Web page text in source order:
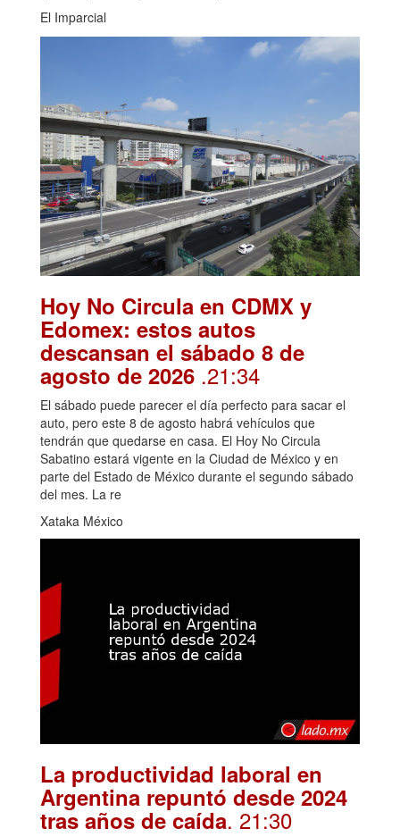
El Imparcial
Hoy No Circula en CDMX y
Edomex: estos autos
descansan el sábado 8 de
agosto de 2026 .21:34
El sábado puede parecer el día perfecto para sacar el
auto, pero este 8 de agosto habrá vehículos que
tendrán que quedarse en casa. El Hoy No Circula
Sabatino estará vigente en la Ciudad de México y en
parte del Estado de México durante el segundo sábado
del mes. La re
Xataka México
La productividad laboral en
Argentina repuntó desde 2024
tras años de caída. 21:30